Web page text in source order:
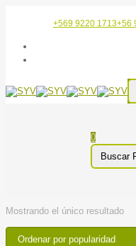
+569 9220 1713+56
0
Mostrando el único resultado